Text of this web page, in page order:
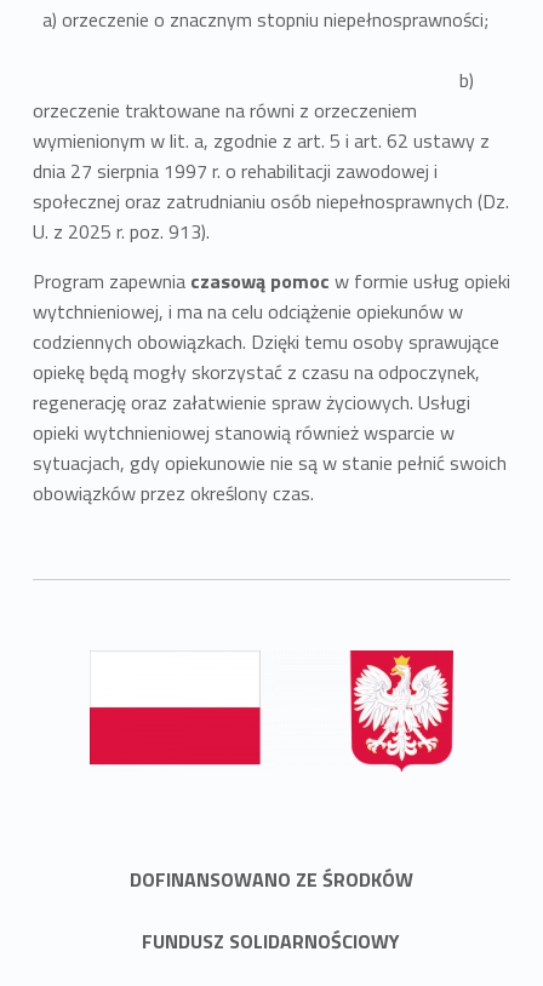
a) orzeczenie o znacznym stopniu niepełnosprawności;
b)
orzeczenie traktowane na równi z orzeczeniem
wymienionym w lit. a, zgodnie z art. 5 i art. 62 ustawy z
dnia 27 sierpnia 1997 r. o rehabilitacji zawodowej i
społecznej oraz zatrudnianiu osób niepełnosprawnych (Dz.
U. z 2025 r. poz. 913).
Program zapewnia czasową pomoc w formie usług opieki
wytchnieniowej, i ma na celu odciążenie opiekunów w
codziennych obowiązkach. Dzięki temu osoby sprawujące
opiekę będą mogły skorzystać z czasu na odpoczynek,
regenerację oraz załatwienie spraw życiowych. Usługi
opieki wytchnieniowej stanowią również wsparcie w
sytuacjach, gdy opiekunowie nie są w stanie pełnić swoich
obowiązków przez określony czas.
DOFINANSOWANO ZE ŚRODKÓW
FUNDUSZ SOLIDARNOŚCIOWY